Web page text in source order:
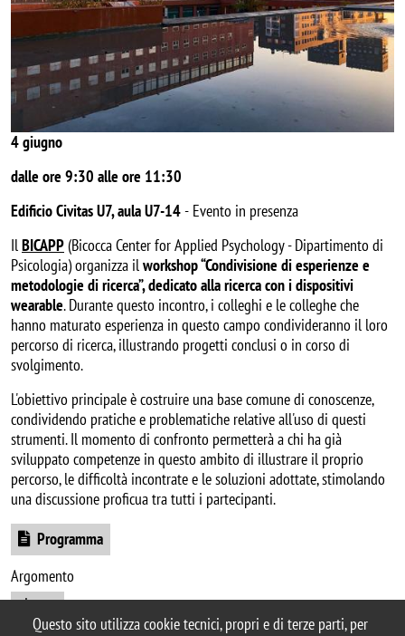
Questo sito utilizza cookie tecnici, propri e di terze parti, per
4 giugno
dalle ore 9:30 alle ore 11:30
Edificio Civitas U7, aula U7-14- Evento in presenza
IlBICAPP(Bicocca Center for Applied Psychology - Dipartimento di
Psicologia) organizza ilworkshop “Condivisione di esperienze e
metodologie di ricerca”, dedicato alla ricerca con i dispositivi
wearable. Durante questo incontro, i colleghi e le colleghe che
hanno maturato esperienza in questo campo condivideranno il loro
percorso di ricerca, illustrando progetti conclusi o in corso di
svolgimento.
L'obiettivo principale è costruire una base comune di conoscenze,
condividendo pratiche e problematiche relative all'uso di questi
strumenti. Il momento di confronto permetterà a chi ha già
sviluppato competenze in questo ambito di illustrare il proprio
percorso, le difficoltà incontrate e le soluzioni adottate, stimolando
una discussione proficua tra tutti i partecipanti.
Document
Programma
Argomento
ricerca